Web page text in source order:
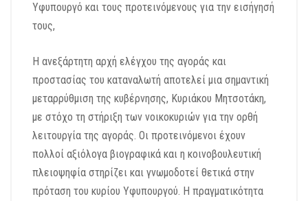
Υφυπουργό και τους προτεινόμενους για την εισήγησή
τους,
Η ανεξάρτητη αρχή ελέγχου της αγοράς και
προστασίας του καταναλωτή αποτελεί μια σημαντική
μεταρρύθμιση της κυβέρνησης, Κυριάκου Μητσοτάκη,
με στόχο τη στήριξη των νοικοκυριών για την ορθή
λειτουργία της αγοράς. Οι προτεινόμενοι έχουν
πολλοί αξιόλογα βιογραφικά και η κοινοβουλευτική
πλειοψηφία στηρίζει και γνωμοδοτεί θετικά στην
πρόταση του κυρίου Υφυπουργού. Η πραγματικότητα